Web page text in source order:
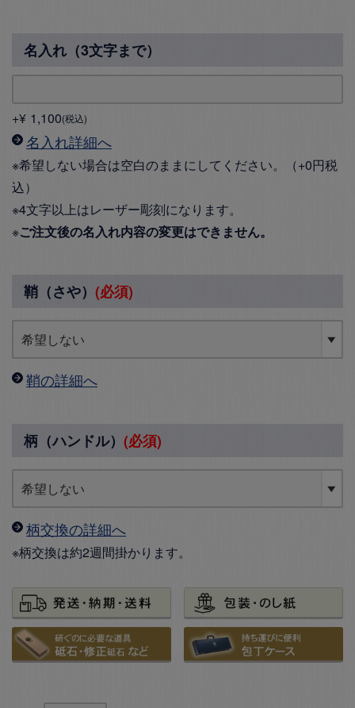
名入れ（3文字まで）
+¥ 1,100 税込
名入れ詳細へ
※希望しない場合は空白のままにしてください。（+0円税
込）
※4文字以上はレーザー彫刻になります。
※ご注文後の名入れ内容の変更はできません。
鞘（さや） (必須)
鞘の詳細へ
柄（ハンドル） (必須)
柄交換の詳細へ
※柄交換は約2週間掛かります。